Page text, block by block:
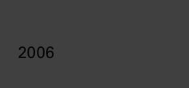
2006